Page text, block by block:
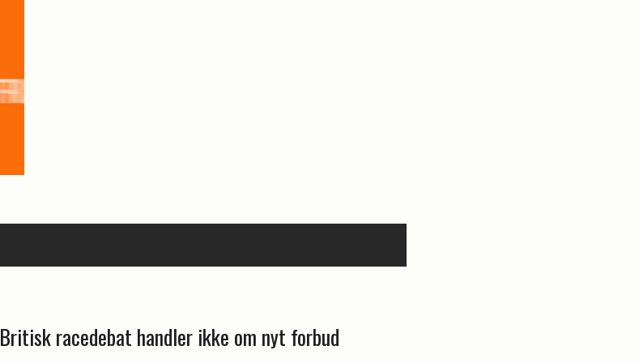
Britisk racedebat handler ikke om nyt forbud